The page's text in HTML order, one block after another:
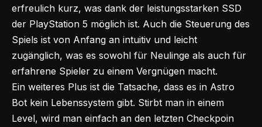
erfreulich kurz, was dank der leistungsstarken SSD
der PlayStation 5 möglich ist. Auch die Steuerung des
Spiels ist von Anfang an intuitiv und leicht
zugänglich, was es sowohl für Neulinge als auch für
erfahrene Spieler zu einem Vergnügen macht.
Ein weiteres Plus ist die Tatsache, dass es in Astro
Bot kein Lebenssystem gibt. Stirbt man in einem
Level, wird man einfach an den letzten Checkpoin